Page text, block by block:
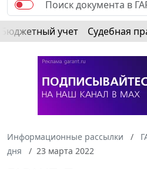
Бюджетный учет Судебная
Информационные рассылки
дня
23 марта 2022